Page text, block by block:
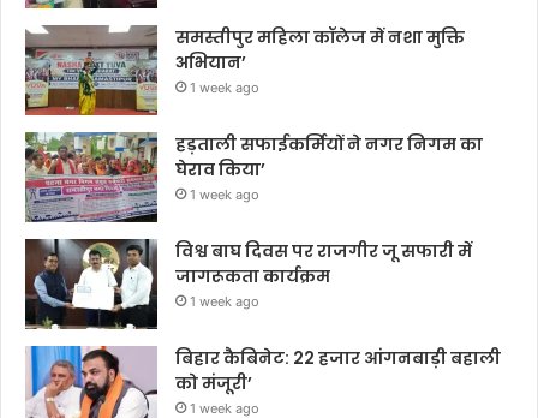
समस्तीपुर महिला कॉलेज में नशा मुक्ति
अभियान’
1 week ago
हड़ताली सफाईकर्मियों ने नगर निगम का
घेराव किया’
1 week ago
विश्व बाघ दिवस पर राजगीर जू सफारी में
जागरूकता कार्यक्रम
1 week ago
बिहार कैबिनेट: 22 हजार आंगनबाड़ी बहाली
को मंजूरी’
1 week ago